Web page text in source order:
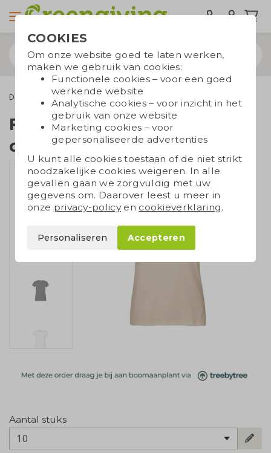
Duurzame kleding Organic T-shirts
Fairtrade T-shirt
dames
Aantal stuks
10
COOKIES
Om onze website goed te laten werken,
maken we gebruik van cookies:
Functionele cookies – voor een goed
werkende website
Analytische cookies – voor inzicht in het
gebruik van onze website
Marketing cookies – voor
gepersonaliseerde advertenties
U kunt alle cookies toestaan of de niet strikt
noodzakelijke cookies weigeren. In alle
gevallen gaan we zorgvuldig met uw
gegevens om. Daarover leest u meer in
onze privacy-policyen cookieverklaring.
Personaliseren Accepteren